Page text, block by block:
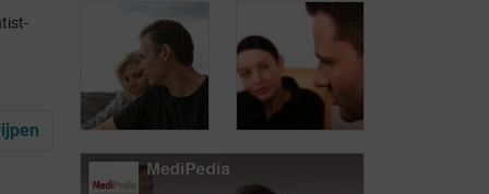
Alcoholisme:
risicofactoren
Genezen: een
proces met
verschillende
stappen